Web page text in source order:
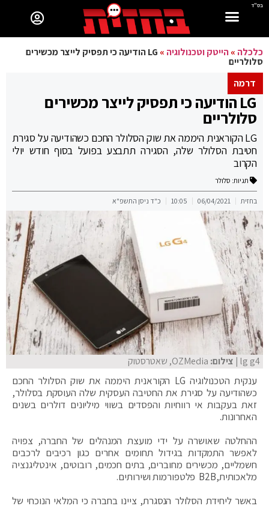
בס"ד
כלכלה »הייטק וטכנולוגיה » LG הודיעה כי תפסיק לייצר מכשירים
סלולריים
דרמה
LG הודיעה כי תפסיק לייצר מכשירים
סלולריים
LG הקוראנית היממה את שוק הסלולר החכם כשהודיעה על סגירת
חטיבת הסלולר שלה, הסגירה תתבצע בפועל בסוף חודש יולי
הקרוב
תגיות: סלולר
בחזית 06/04/2021
10:05 כ"ד ניסן התשפ"א
lg g4 | צילום: OZMedia, שאטרסטוק
ענקית הטכנולוגיה LG הקוראנית היממה את שוק הסלולר החכם
כשהודיעה על סגירת את החטיבה העסקית שלה העוסקת בסלולר,
זאת בעקבות אי רווחיות והפסדים בשווי מיליונים דולרים בשנים
האחרונות.
ההחלטה שאושרה על ידי מועצת המנהלים של החברה, צפויה
לאפשר התמקדות בגידול תחומים אחרים כגון רכיבים לרכבים
חשמליים, מכשירים מחוברים, בתים חכמים, רובוטים, אינטליגנציה
מלאכותית,B2B פלטפורמות ושירותים.
באשר ליחידת הסלולר הנסגרת, ציינו בחברה כי המלאי הנוכחי של